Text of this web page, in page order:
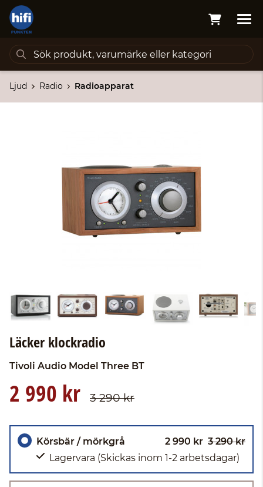
Ljud Radio Radioapparat
Läcker klockradio
Tivoli Audio Model Three BT
2 990 kr 3 290 kr
Körsbär / mörkgrå 2 990 kr 3 290 kr
Lagervara (Skickas inom 1-2 arbetsdagar)